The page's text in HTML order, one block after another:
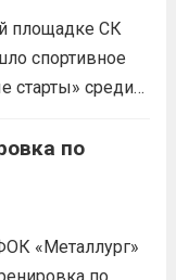
площадке СК
спортивное
старты» среди
по
«Металлург»